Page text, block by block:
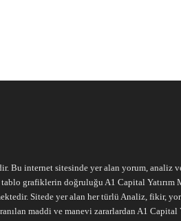
Bu internet sitesinde yer alan yorum,
grafiklerin doğruluğu A1 Capital Yatırım
Sitede yer alan her türlü Analiz, fikir,
maddi ve manevi zararlardan A1 Capital